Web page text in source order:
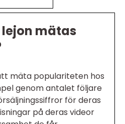
mätas
mäta populariteten hos
genom antalet följare
för deras
på deras videor